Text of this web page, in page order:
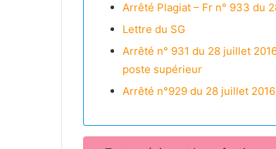
Arrêté Plagiat – Fr n° 933 du
Lettre du SG
Arrêté n° 931 du 28 juillet
poste supérieur
Arrêté n°929 du 28 juillet